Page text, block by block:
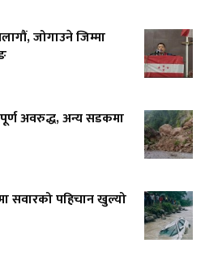
जोगाउने जिम्मा
पूर्ण अवरुद्ध, अन्य सडकमा
सवारको पहिचान खुल्यो